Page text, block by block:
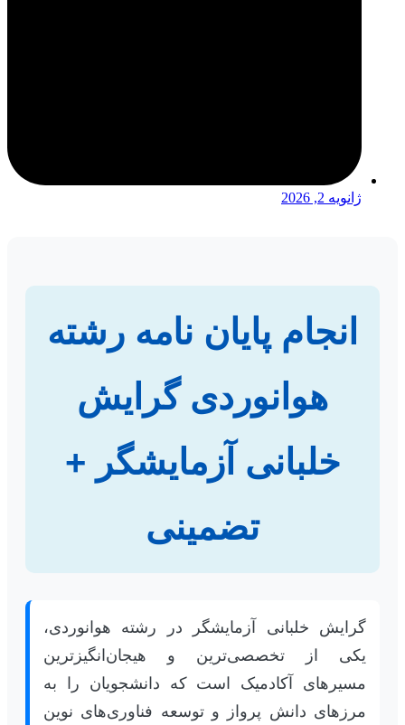
ژانویه 2, 2026
انجام پایان نامه رشته
هوانوردی گرایش
خلبانی آزمایشگر +
تضمینی
گرایش خلبانی آزمایشگر در رشته هوانوردی،
یکی از تخصصی‌ترین و هیجان‌انگیزترین
مسیرهای آکادمیک است که دانشجویان را به
مرزهای دانش پرواز و توسعه فناوری‌های نوین